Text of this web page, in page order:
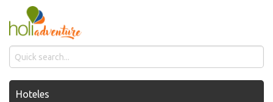
Hoteles